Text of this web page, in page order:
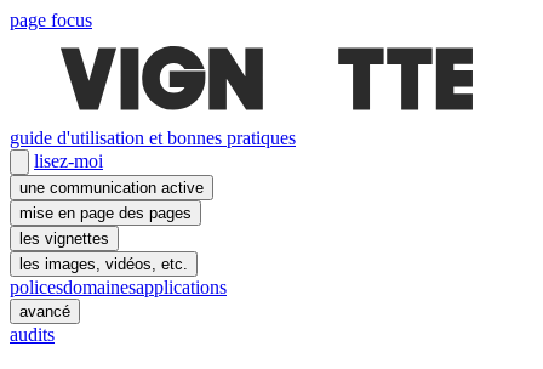
page focus
guide d'utilisation et bonnes pratiques
lisez-moi
une communication active
mise en page des pages
les vignettes
les images, vidéos, etc.
policesdomainesapplications
avancé
audits